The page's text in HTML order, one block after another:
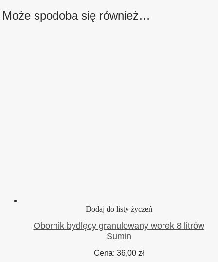
Może spodoba się również…
Dodaj do listy życzeń
Obornik bydlęcy granulowany worek 8 litrów
Sumin
Cena: 36,00 zł